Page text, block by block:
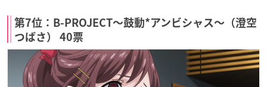
第7位：B-PROJECT〜鼓動*アンビシャス〜（澄空
つばさ） 40票